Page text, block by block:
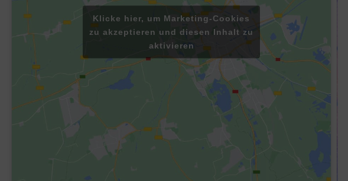
Klicke hier, um Marketing-Cookies
zu akzeptieren und diesen Inhalt zu
aktivieren